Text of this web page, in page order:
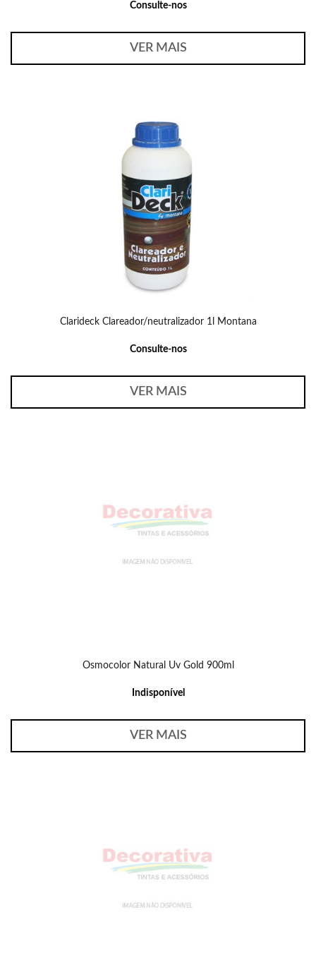
Consulte-nos
VER MAIS
Clarideck Clareador/neutralizador 1l Montana
Consulte-nos
VER MAIS
Osmocolor Natural Uv Gold 900ml
Indisponível
VER MAIS